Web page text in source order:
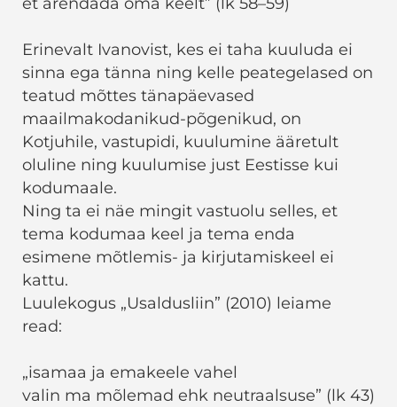
Erinevalt Ivanovist, kes ei taha kuuluda ei
sinna ega tänna ning kelle peategelased on
teatud mõttes tänapäevased
maailmakodanikud-põgenikud, on
Kotjuhile, vastupidi, kuulumine ääretult
oluline ning kuulumise just Eestisse kui
kodumaale.
Ning ta ei näe mingit vastuolu selles, et
tema kodumaa keel ja tema enda
esimene mõtlemis- ja kirjutamiskeel ei
kattu.
Luulekogus „Usaldusliin” (2010) leiame
read:
„isamaa ja emakeele vahel
valin ma mõlemad ehk neutraalsuse” (lk 43)